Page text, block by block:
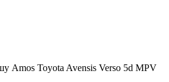
Amos Toyota Avensis Verso 5d MPV